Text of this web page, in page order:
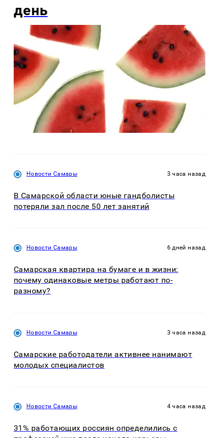
день
Новости Самары 3 часа назад
В Самарской области юные гандболисты
потеряли зал после 50 лет занятий
Новости Самары 6 дней назад
Самарская квартира на бумаге и в жизни:
почему одинаковые метры работают по-
разному?
Новости Самары 3 часа назад
Самарские работодатели активнее нанимают
молодых специалистов
Новости Самары 4 часа назад
31% работающих россиян определились с